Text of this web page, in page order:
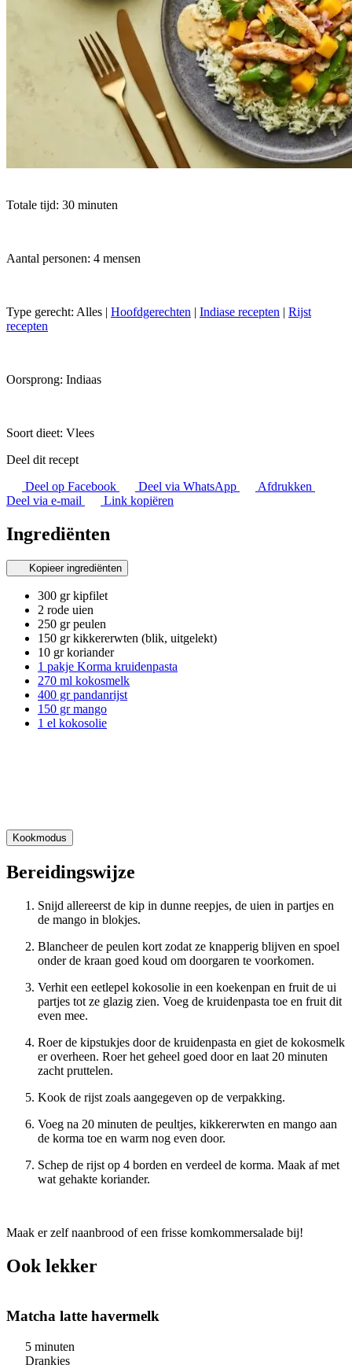
Totale tijd: 30 minuten
Aantal personen: 4 mensen
Type gerecht: Alles | Hoofdgerechten | Indiase recepten | Rijst
recepten
Oorsprong: Indiaas
Soort dieet: Vlees
Deel dit recept
Deel op Facebook
Deel via WhatsApp
Afdrukken
Deel via e-mail
Link kopiëren
Ingrediënten
Kopieer ingrediënten
300 gr kipfilet
2 rode uien
250 gr peulen
150 gr kikkererwten (blik, uitgelekt)
10 gr koriander
1 pakje Korma kruidenpasta
270 ml kokosmelk
400 gr pandanrijst
150 gr mango
1 el kokosolie
Kookmodus
Bereidingswijze
Snijd allereerst de kip in dunne reepjes, de uien in partjes en
de mango in blokjes.
Blancheer de peulen kort zodat ze knapperig blijven en spoel
onder de kraan goed koud om doorgaren te voorkomen.
Verhit een eetlepel kokosolie in een koekenpan en fruit de ui
partjes tot ze glazig zien. Voeg de kruidenpasta toe en fruit dit
even mee.
Roer de kipstukjes door de kruidenpasta en giet de kokosmelk
er overheen. Roer het geheel goed door en laat 20 minuten
zacht pruttelen.
Kook de rijst zoals aangegeven op de verpakking.
Voeg na 20 minuten de peultjes, kikkererwten en mango aan
de korma toe en warm nog even door.
Schep de rijst op 4 borden en verdeel de korma. Maak af met
wat gehakte koriander.
Maak er zelf naanbrood of een frisse komkommersalade bij!
Ook lekker
Matcha latte havermelk
5 minuten
Drankjes